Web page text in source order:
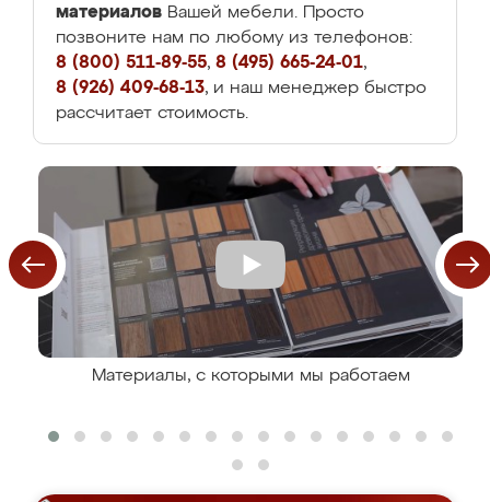
материалов Вашей мебели. Просто
позвоните нам по любому из телефонов:
8 (800) 511-89-55, 8 (495) 665-24-01,
8 (926) 409-68-13, и наш менеджер быстро
рассчитает стоимость.
Материалы, с которыми мы работаем